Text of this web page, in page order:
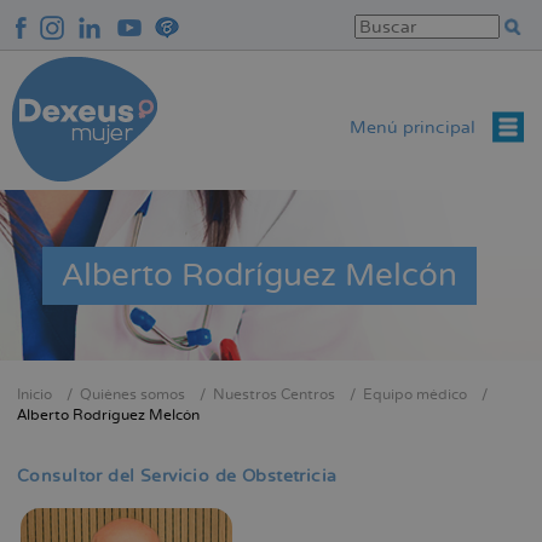
contenido
principal
Menú principal
Alberto Rodríguez Melcón
Sobrescribir
de
ayuda
a
Inicio Quiénes somos Nuestros Centros
Equipo médico
Alberto Rodríguez Melcón
Consultor del Servicio de Obstetricia